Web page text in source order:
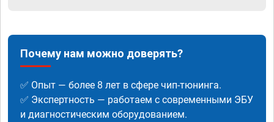
Почему нам можно доверять?
✅ Опыт — более 8 лет в сфере чип-тюнинга.
✅ Экспертность — работаем с современными ЭБУ
и диагностическим оборудованием.